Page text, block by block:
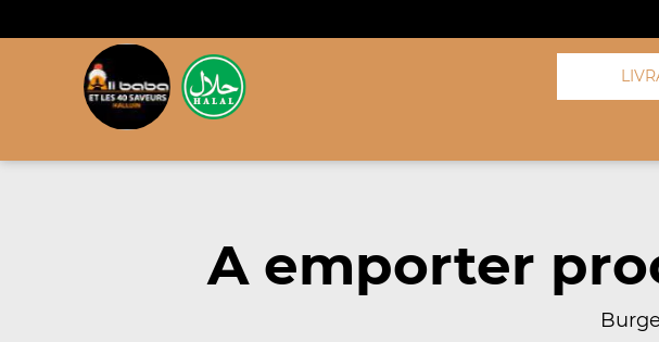
A emporter